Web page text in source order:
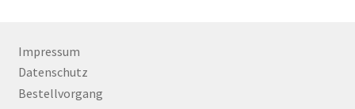
Impressum
Datenschutz
Bestellvorgang